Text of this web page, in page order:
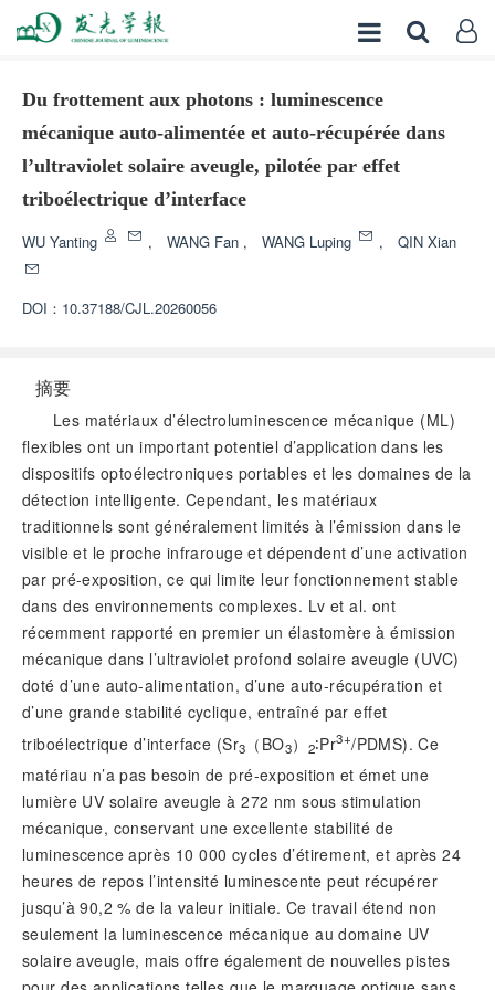
Du frottement aux photons : luminescence
mécanique auto-alimentée et auto-récupérée dans
l’ultraviolet solaire aveugle, pilotée par effet
triboélectrique d’interface
WU Yanting , WANG Fan , WANG Luping , QIN Xian
DOI： 10.37188/CJL.20260056
摘要
Les matériaux d’électroluminescence mécanique (ML)
flexibles ont un important potentiel d’application dans les
dispositifs optoélectroniques portables et les domaines de la
détection intelligente. Cependant, les matériaux
traditionnels sont généralement limités à l’émission dans le
visible et le proche infrarouge et dépendent d’une activation
par pré-exposition, ce qui limite leur fonctionnement stable
dans des environnements complexes. Lv et al. ont
récemment rapporté en premier un élastomère à émission
mécanique dans l’ultraviolet profond solaire aveugle (UVC)
doté d’une auto-alimentation, d’une auto-récupération et
d’une grande stabilité cyclique, entraîné par effet
triboélectrique d’interface (Sr3 （BO3） 2∶Pr3+/PDMS). Ce
matériau n’a pas besoin de pré-exposition et émet une
lumière UV solaire aveugle à 272 nm sous stimulation
mécanique, conservant une excellente stabilité de
luminescence après 10 000 cycles d’étirement, et après 24
heures de repos l’intensité luminescente peut récupérer
jusqu’à 90,2 % de la valeur initiale. Ce travail étend non
seulement la luminescence mécanique au domaine UV
solaire aveugle, mais offre également de nouvelles pistes